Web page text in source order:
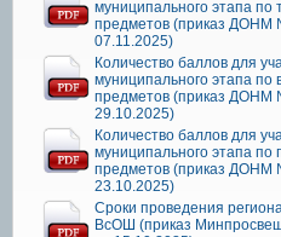
муниципального этапа по
предметов (приказ ДОНМ
07.11.2025)
Количество баллов для
муниципального этапа по
предметов (приказ ДОНМ
29.10.2025)
Количество баллов для
муниципального этапа по
предметов (приказ ДОНМ
23.10.2025)
Сроки проведения
ВсОШ (приказ